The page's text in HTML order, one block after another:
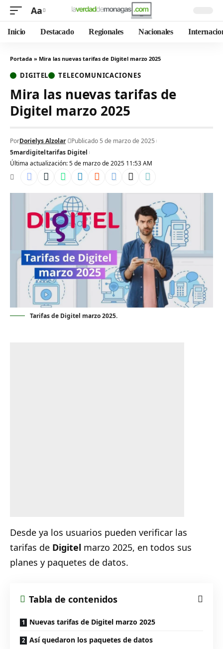
Aa
Inicio Destacado Regionales Nacionales
Portada » Mira las nuevas tarifas de Digitel marzo 2025
DIGITEL TELECOMUNICACIONES
Mira las nuevas tarifas de
Digitel marzo 2025
Última actualización: 5 de marzo de 2025 11:53 AM
PorDorielys Alzolar
Publicado 5 de marzo de 2025
5mardigiteltarifas Digitel
Tarifas de Digitel marzo 2025.
Desde ya los usuarios pueden verificar las
tarifas de Digitel marzo 2025, en todos sus
planes y paquetes de datos.
Tabla de contenidos
Nuevas tarifas de Digitel marzo 2025
Así quedaron los paquetes de datos